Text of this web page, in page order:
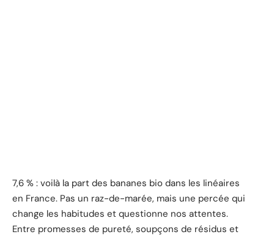
7,6 % : voilà la part des bananes bio dans les linéaires
en France. Pas un raz-de-marée, mais une percée qui
change les habitudes et questionne nos attentes.
Entre promesses de pureté, soupçons de résidus et